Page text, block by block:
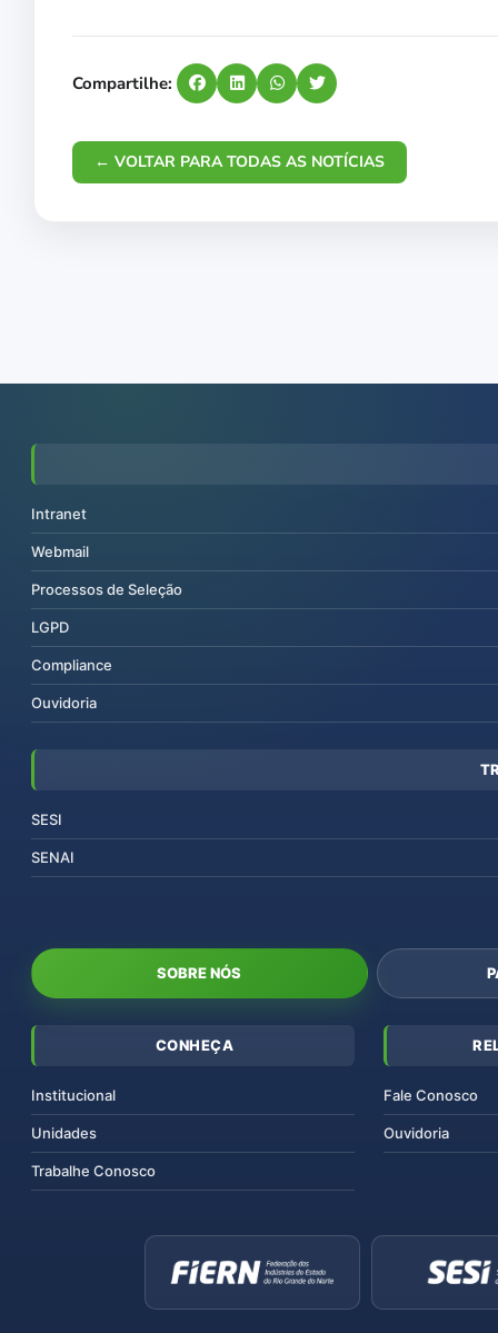
Compartilhe:
← VOLTAR PARA TODAS AS NOTÍCIAS
Intranet
Webmail
Processos de Seleção
LGPD
Compliance
Ouvidoria
SESI
SENAI
SOBRE NÓS
CONHEÇA
Institucional
Unidades
Trabalhe Conosco
Fale Conosco
Ouvidoria